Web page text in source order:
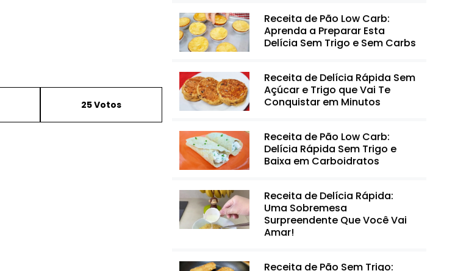
25 Votos
Receita de Pão Low Carb:
Aprenda a Preparar Esta
Delícia Sem Trigo e Sem Carbs
Receita de Delícia Rápida Sem
Açúcar e Trigo que Vai Te
Conquistar em Minutos
Receita de Pão Low Carb:
Delícia Rápida Sem Trigo e
Baixa em Carboidratos
Receita de Delícia Rápida:
Uma Sobremesa
Surpreendente Que Você Vai
Amar!
Receita de Pão Sem Trigo: